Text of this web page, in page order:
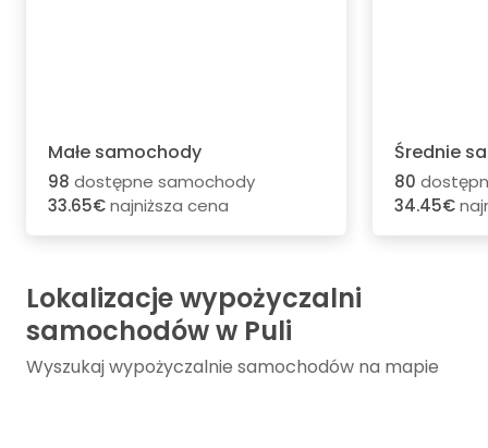
Małe samochody
98 dostępne samochody
33.65€najniższa cena
Średnie
80
34.45€
Lokalizacje wypożyczalni
samochodów w Puli
Wyszukaj wypożyczalnie samochodów na mapie